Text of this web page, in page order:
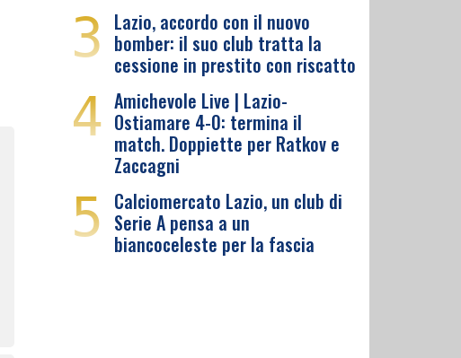
3 Lazio, accordo con il nuovo
bomber: il suo club tratta la
cessione in prestito con riscatto
4 Amichevole Live | Lazio-
Ostiamare 4-0: termina il
match. Doppiette per Ratkov e
Zaccagni
5 Calciomercato Lazio, un club di
Serie A pensa a un
biancoceleste per la fascia